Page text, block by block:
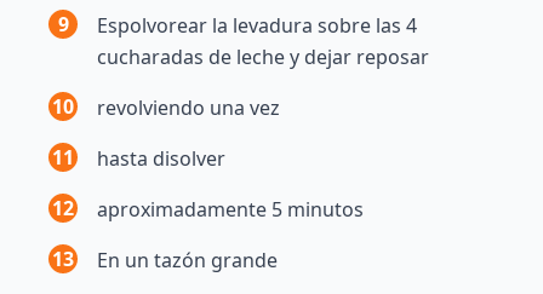
9
Espolvorear la levadura sobre las 4
cucharadas de leche y dejar reposar
10
revolviendo una vez
11
hasta disolver
12
aproximadamente 5 minutos
13
En un tazón grande